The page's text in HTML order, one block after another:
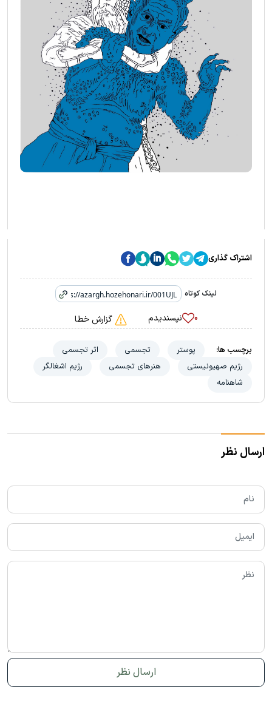
اشتراک گذاری
لینک کوتاه
۰ نپسندیدم گزارش خطا
برچسب ها: پوستر تجسمی
اثر تجسمی
رژیم صهیونیستی
هنرهای تجسمی
رژیم اشغالگر
شاهنامه
ارسال نظر